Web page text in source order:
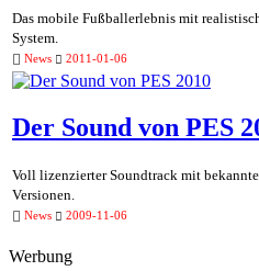
Das mobile Fußballerlebnis mit
System.
News 2011-01-06
Der Sound von PES
Voll lizenzierter Soundtrack mit
Versionen.
News 2009-11-06
Werbung